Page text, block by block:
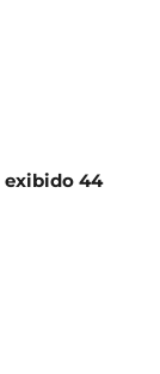
exibido 44